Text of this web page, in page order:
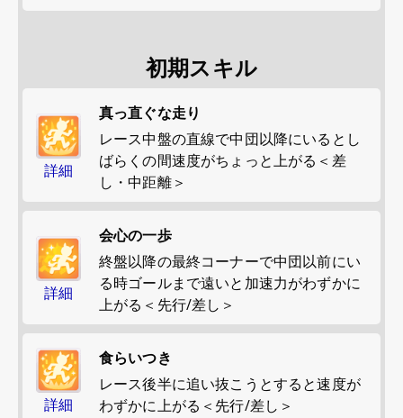
初期スキル
詳細
真っ直ぐな走り
レース中盤の直線で中団以降にいるとし
ばらくの間速度がちょっと上がる＜差
し・中距離＞
詳細
会心の一歩
終盤以降の最終コーナーで中団以前にい
る時ゴールまで遠いと加速力がわずかに
上がる＜先行/差し＞
詳細
食らいつき
レース後半に追い抜こうとすると速度が
わずかに上がる＜先行/差し＞